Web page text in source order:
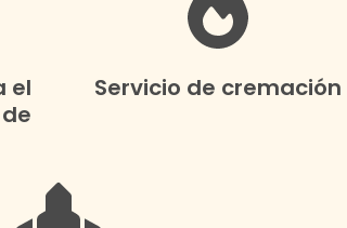
el
Servicio de cremación